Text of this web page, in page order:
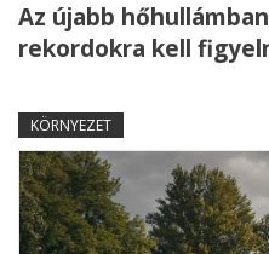
Az újabb
rekordokra kell
KÖRNYEZET